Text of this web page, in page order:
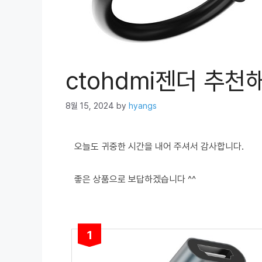
ctohdmi젠더 추천
8월 15, 2024 by hyangs
오늘도 귀중한 시간을 내어 주셔서 감사합니다.
좋은 상품으로 보답하겠습니다 ^^
1